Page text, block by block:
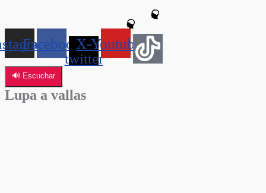
FacebookX-
twitter
Youtube
🔊 Escuchar
Lupa a vallas